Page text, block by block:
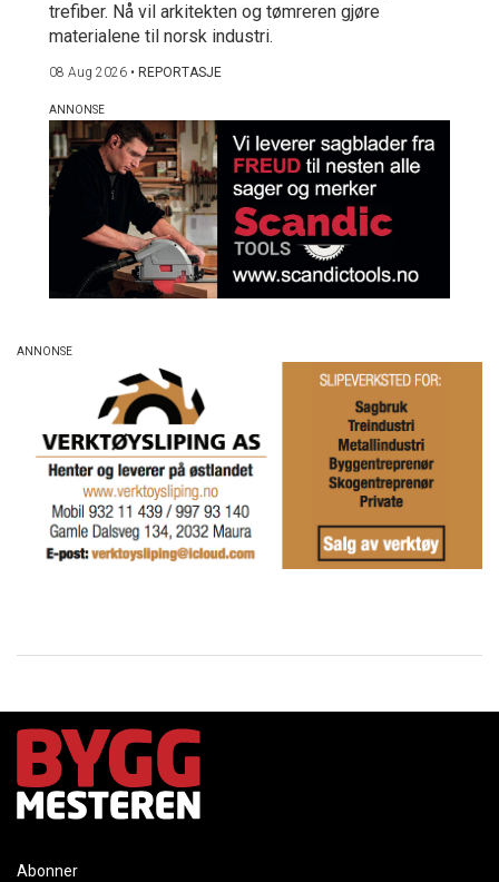
trefiber. Nå vil arkitekten og tømreren gjøre
materialene til norsk industri.
08 Aug 2026 • REPORTASJE
Abonner